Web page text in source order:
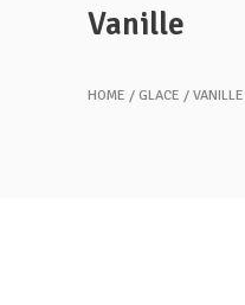
Vanille
HOME GLACE VANILLE